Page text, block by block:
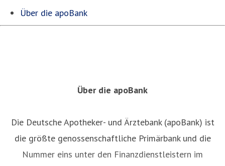
Über die apoBank
Über die apoBank
Die Deutsche Apotheker- und Ärztebank (apoBank) ist
die größte genossenschaftliche Primärbank und die
Nummer eins unter den Finanzdienstleistern im